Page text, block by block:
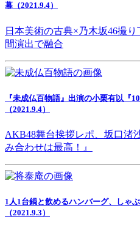
幕（2021.9.4）
日本美術の古典×乃木坂46撮
間演出で融合
『未成仏百物語』出演の小栗有以『
（2021.9.4）
AKB48舞台挨拶レポ、坂口渚
み合わせは最高！』
1人1台鍋と飲めるハンバーグ、しゃ
（2021.9.3）